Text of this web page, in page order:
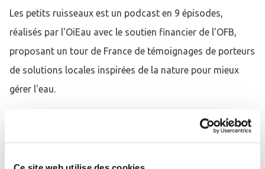
Les petits ruisseaux est un podcast en 9 épisodes,
réalisés par l'OiEau avec le soutien financier de l'OFB,
proposant un tour de France de témoignages de porteurs
de solutions locales inspirées de la nature pour mieux
gérer l'eau.
Cap sur l'épisode n°1, portant sur le Plan pluie du Grand
Reims, avec l'intervention de Mme Mathilde Orquevaux,